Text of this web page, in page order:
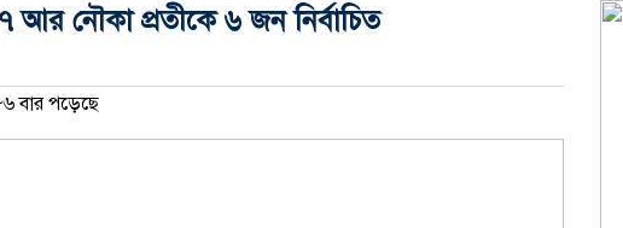
৭ আর নৌকা প্রতীকে ৬ জন নির্বাচিত
বার পড়েছে